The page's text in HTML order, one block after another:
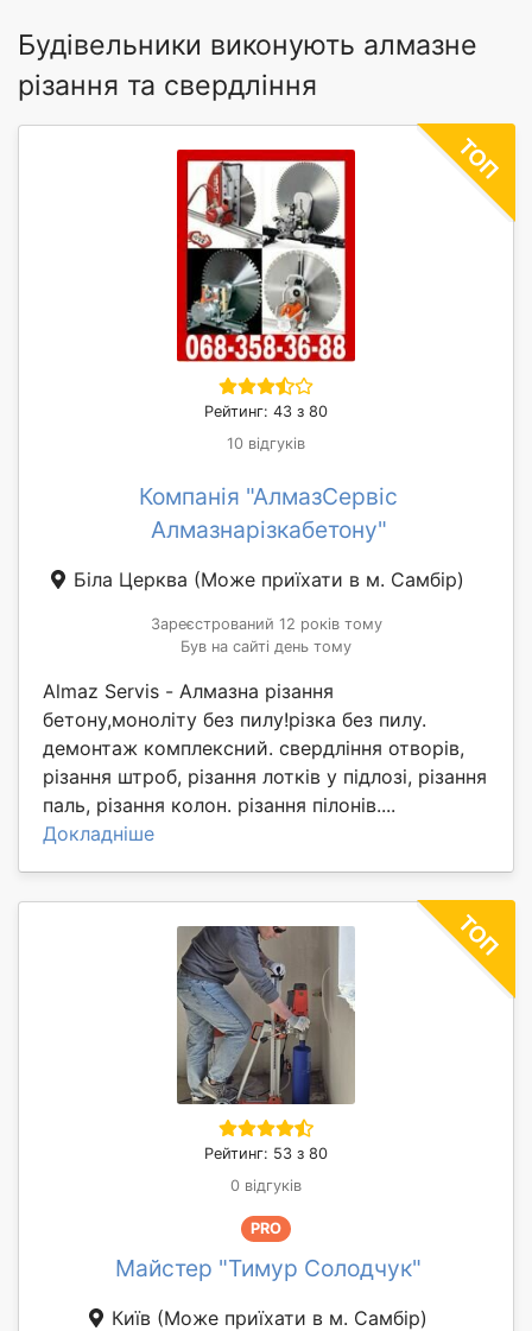
Будівельники виконують алмазне
різання та свердління
Рейтинг: 43 з 80
10 відгуків
Компанія "АлмазСервіс
Алмазнарізкабетону"
Біла Церква (Може приїхати в м. Самбір)
Зареєстрований 12 років тому
Був на сайті день тому
Almaz Servis - Алмазна різання
бетону,моноліту без пилу!різка без пилу.
демонтаж комплексний. свердління отворів,
різання штроб, різання лотків у підлозі, різання
паль, різання колон. різання пілонів....
Докладніше
Рейтинг: 53 з 80
0 відгуків
PRO
Майстер "Тимур Солодчук"
Київ (Може приїхати в м. Самбір)